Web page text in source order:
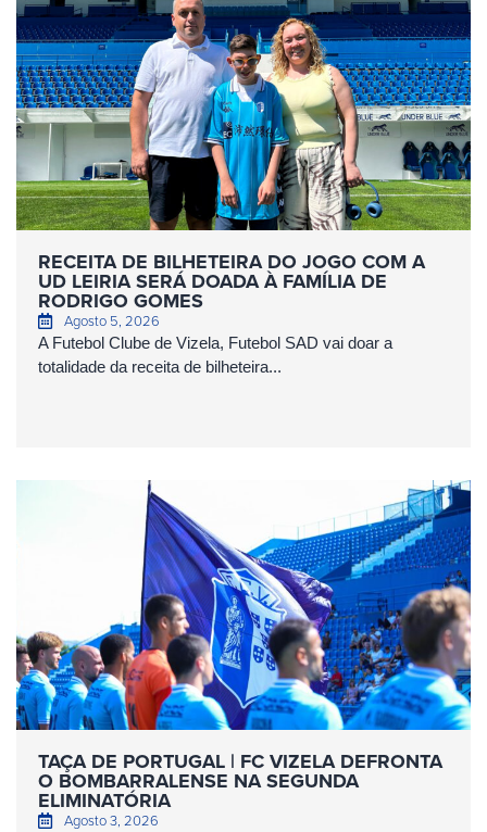
RECEITA DE BILHETEIRA DO JOGO COM A
UD LEIRIA SERÁ DOADA À FAMÍLIA DE
RODRIGO GOMES
Agosto 5, 2026
A Futebol Clube de Vizela, Futebol SAD vai doar a
totalidade da receita de bilheteira...
TAÇA DE PORTUGAL | FC VIZELA DEFRONTA
O BOMBARRALENSE NA SEGUNDA
ELIMINATÓRIA
Agosto 3, 2026